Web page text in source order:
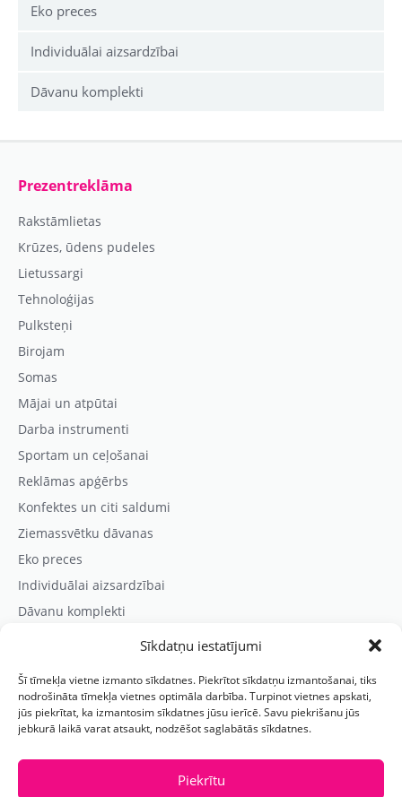
Sīkdatņu iestatījumi
Šī tīmekļa vietne izmanto sīkdatnes. Piekrītot sīkdatņu izmantošanai, tiks
nodrošināta tīmekļa vietnes optimāla darbība. Turpinot vietnes apskati,
jūs piekrītat, ka izmantosim sīkdatnes jūsu ierīcē. Savu piekrišanu jūs
jebkurā laikā varat atsaukt, nodzēšot saglabātās sīkdatnes.
Piekrītu
Eko preces
Individuālai aizsardzībai
Dāvanu komplekti
Prezentreklāma
Rakstāmlietas
Krūzes, ūdens pudeles
Lietussargi
Tehnoloģijas
Pulksteņi
Birojam
Somas
Mājai un atpūtai
Darba instrumenti
Sportam un ceļošanai
Reklāmas apģērbs
Konfektes un citi saldumi
Ziemassvētku dāvanas
Eko preces
Individuālai aizsardzībai
Dāvanu komplekti
Kontaktinformācija
Prezentreklāmas aģentūra “PARIS”
Reģ.nr.: 40103625328